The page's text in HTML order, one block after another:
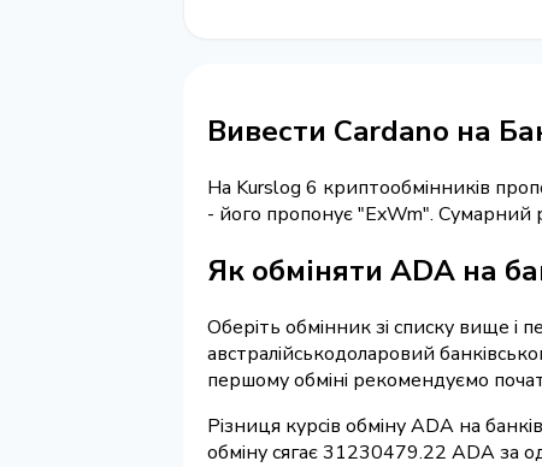
Вивести Cardano на
На Kurslog 6 криптообмінників
- його пропонує "ExWm". Сумарний
Як обміняти ADA на
Оберіть обмінник зі списку вище і
австралійськодоларовий
першому обміні рекомендуємо
Різниця курсів обміну ADA на
обміну сягає 31230479.22 ADA за